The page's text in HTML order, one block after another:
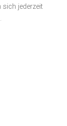
jederzeit